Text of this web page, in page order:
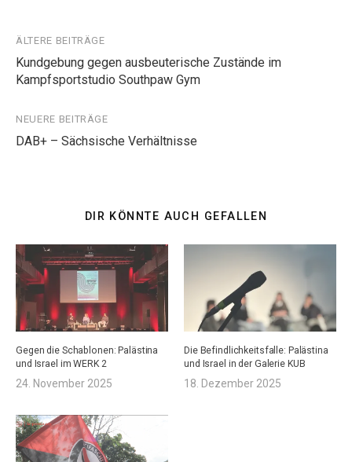
Beitragsnavigation
ÄLTERE BEITRÄGE
Kundgebung gegen ausbeuterische Zustände im
Kampfsportstudio Southpaw Gym
NEUERE BEITRÄGE
DAB+ – Sächsische Verhältnisse
DIR KÖNNTE AUCH GEFALLEN
Gegen die Schablonen: Palästina
und Israel im WERK 2
24. November 2025
Die Befindlichkeitsfalle: Palästina
und Israel in der Galerie KUB
18. Dezember 2025